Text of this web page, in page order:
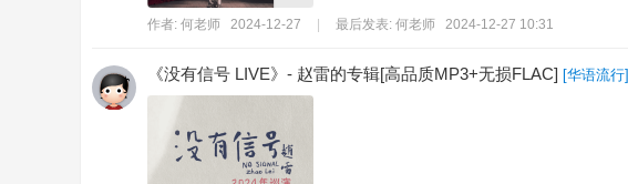
作者: 何老师 2024-12-27 最后发表: 何老师 2024-12-27 10:31
‎《没有信号 LIVE》- 赵雷的专辑[高品质MP3+无损FLAC] [华语流行]